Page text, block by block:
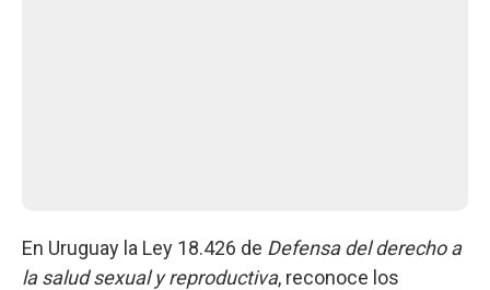
En Uruguay la Ley 18.426 de Defensa del derecho a
la salud sexual y reproductiva, reconoce los